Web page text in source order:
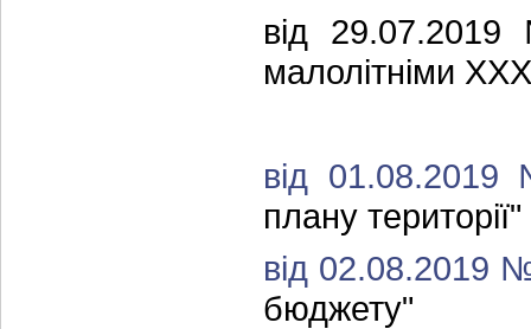
від
малолітніми
від
плану території"
від 02.08.2019
бюджету"